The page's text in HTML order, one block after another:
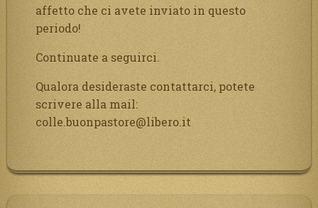
affetto che ci avete inviato in questo
periodo!
Continuate a seguirci.
Qualora desideraste contattarci, potete
scrivere alla mail:
colle.buonpastore@libero.it